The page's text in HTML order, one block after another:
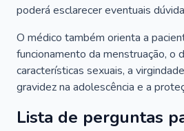
poderá esclarecer eventuais
O médico também orienta a
funcionamento da menstruação, o
características sexuais, a
gravidez na adolescência e a
Lista de perguntas